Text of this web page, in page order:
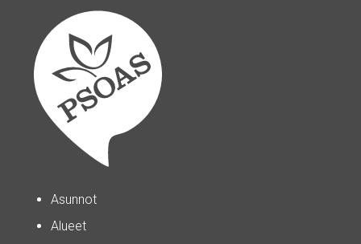
Asunnot
Alueet